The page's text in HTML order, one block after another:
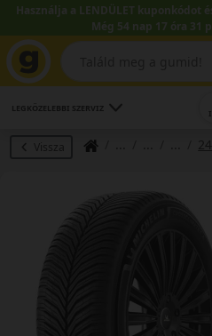
Használja a LENDÜLET kuponkódot
Még 54 nap 17 óra 31
LEGKÖZELEBBI SZERVIZ
Vissza